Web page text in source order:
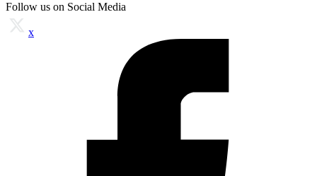
Follow us on Social Media
x